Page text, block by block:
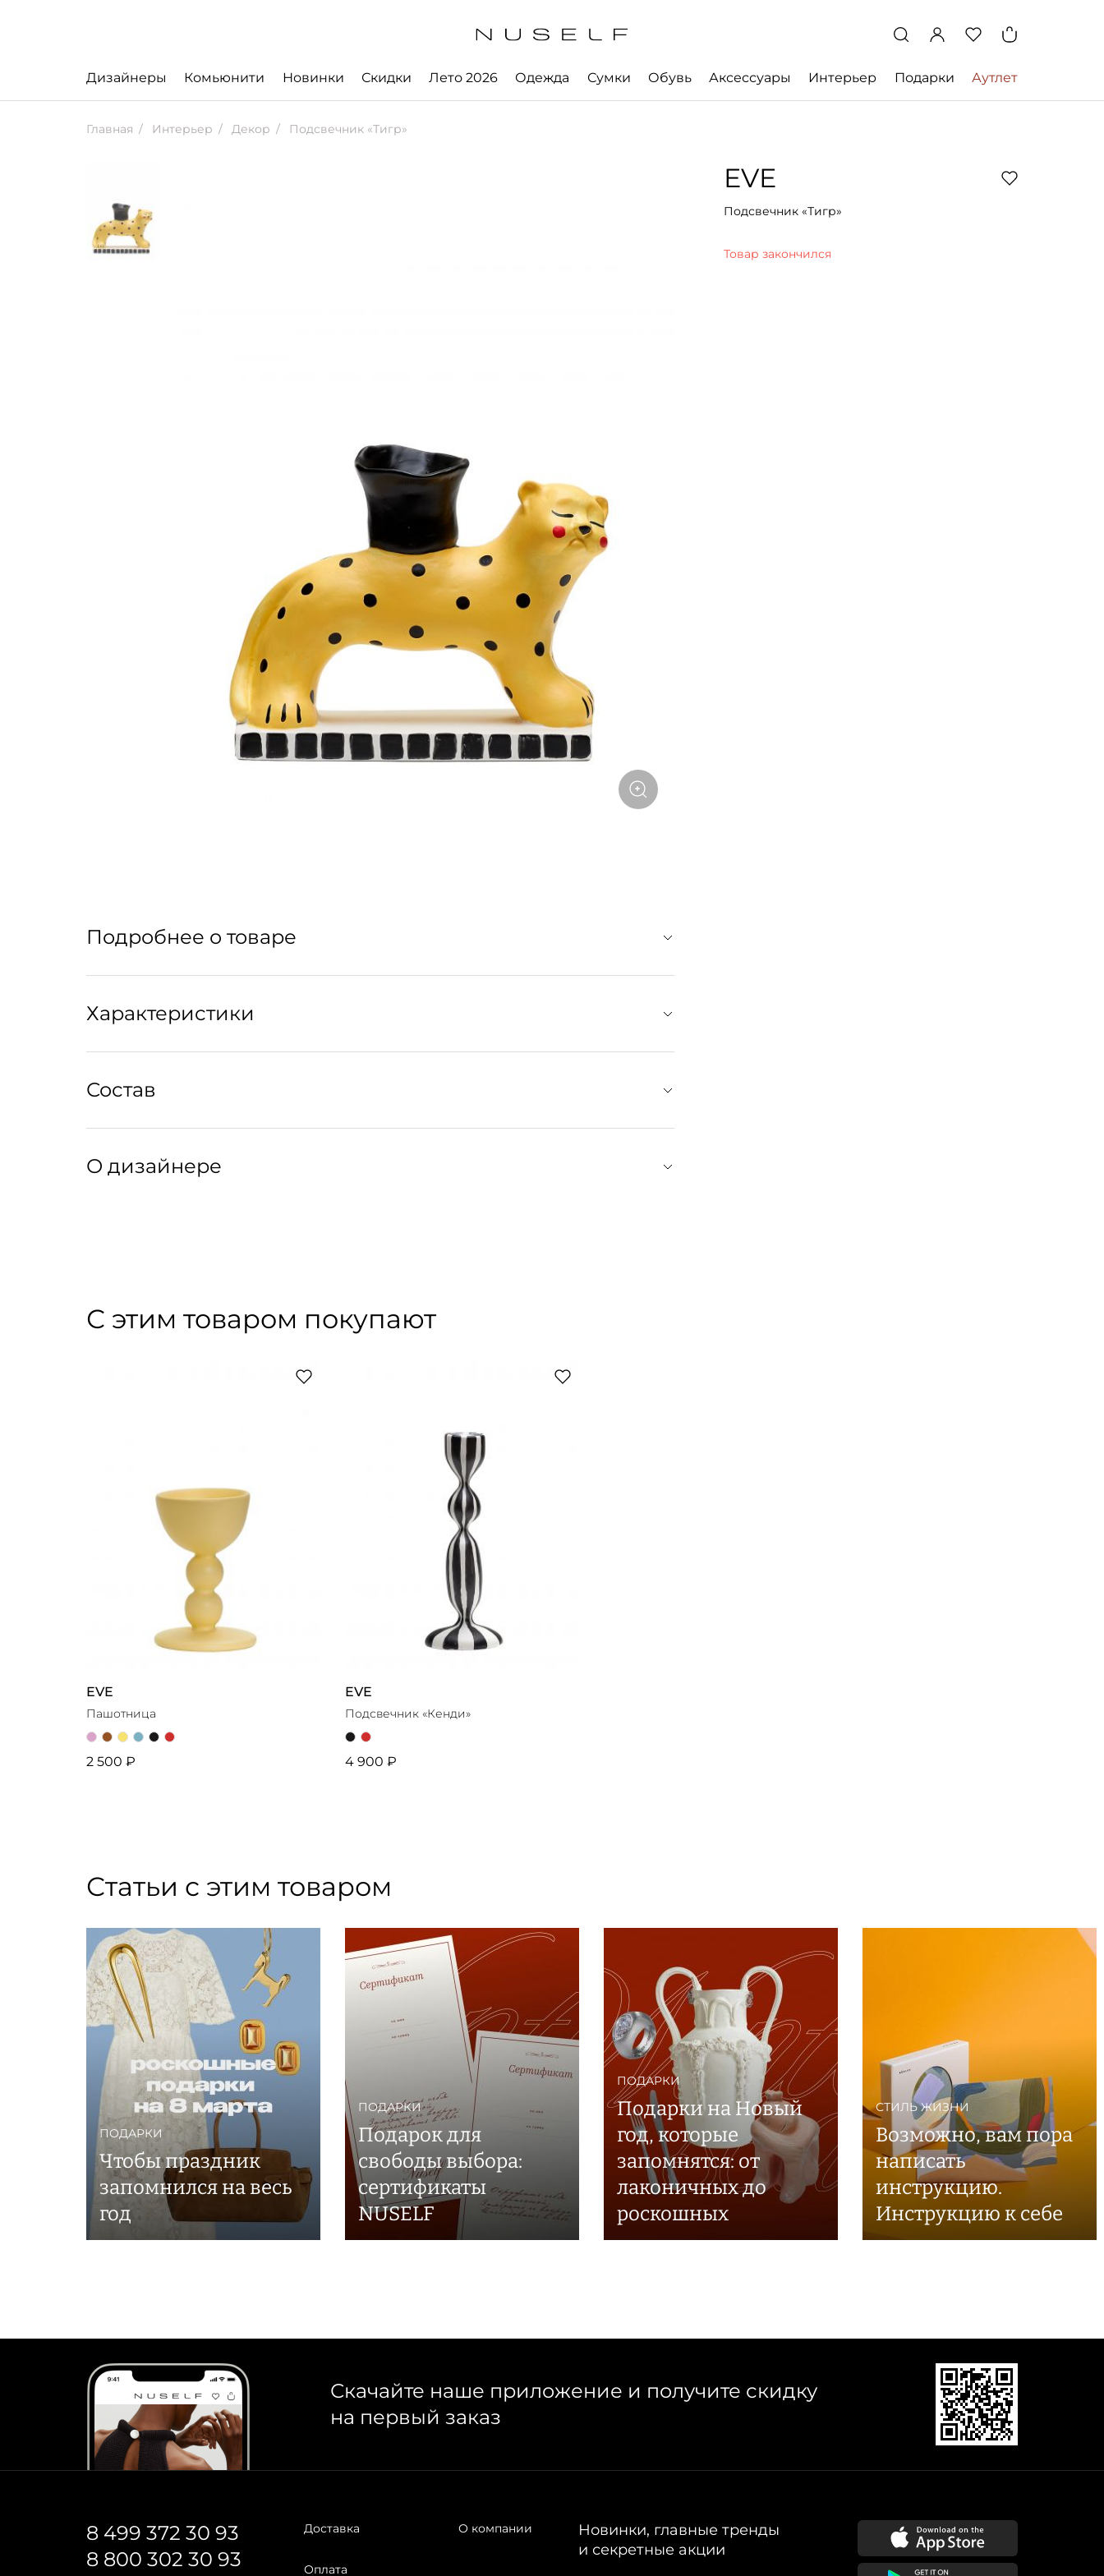
Дизайнеры Комьюнити Новинки Скидки Лето 2026 Одежда Сумки Обувь Аксессуары Интерьер Подарки Аутлет
Главная Интерьер Декор Подсвечник «Тигр»
EVE
Подсвечник «Тигр»
Товар закончился
Подробнее о товаре
Характеристики
12 см x 15 см
Артикул производителя: eve014
Состав
О дизайнере
С этим товаром покупают
EVE
Пашотница
2 500 ₽
EVE
Подсвечник «Кенди»
4 900 ₽
Статьи с этим товаром
ПОДАРКИ
Чтобы праздник
запомнился на весь
год
ПОДАРКИ
Подарок для
свободы выбора:
сертификаты
NUSELF
ПОДАРКИ
Подарки на Новый
год, которые
запомнятся: от
лаконичных до
роскошных
СТИЛЬ ЖИЗНИ
Возможно, вам пора
написать
инструкцию.
Инструкцию к себе
Скачайте наше приложение и получите скидку
на первый заказ
8 499 372 30 93
8 800 302 30 93
Доставка
Оплата
О компании
Новинки, главные тренды
и секретные акции